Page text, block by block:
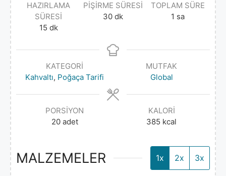
HAZIRLAMA
SÜRESI
15 dk
PIŞIRME SÜRESI
30 dk
TOPLAM SÜRE
1 sa
KATEGORI
Kahvaltı, Poğaça Tarifi
MUTFAK
Global
PORSIYON
20 adet
KALORI
385 kcal
MALZEMELER 1x 2x 3x